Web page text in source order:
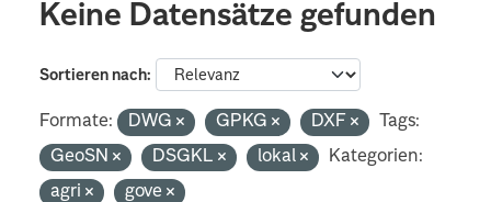
Keine Datensätze gefunden
Sortieren nach
Formate: DWG GPKG DXF
Tags:
GeoSN
DSGKL lokal
Kategorien:
agri
gove